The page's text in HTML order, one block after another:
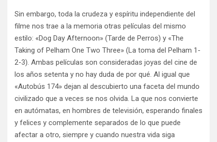
Sin embargo, toda la crudeza y espíritu independiente del
filme nos trae a la memoria otras películas del mismo
estilo: «Dog Day Afternoon» (Tarde de Perros) y «The
Taking of Pelham One Two Three» (La toma del Pelham 1-
2-3). Ambas películas son consideradas joyas del cine de
los años setenta y no hay duda de por qué. Al igual que
«Autobús 174» dejan al descubierto una faceta del mundo
civilizado que a veces se nos olvida. La que nos convierte
en autómatas, en hombres de televisión, esperando finales
y felices y complemente separados de lo que puede
afectar a otro, siempre y cuando nuestra vida siga